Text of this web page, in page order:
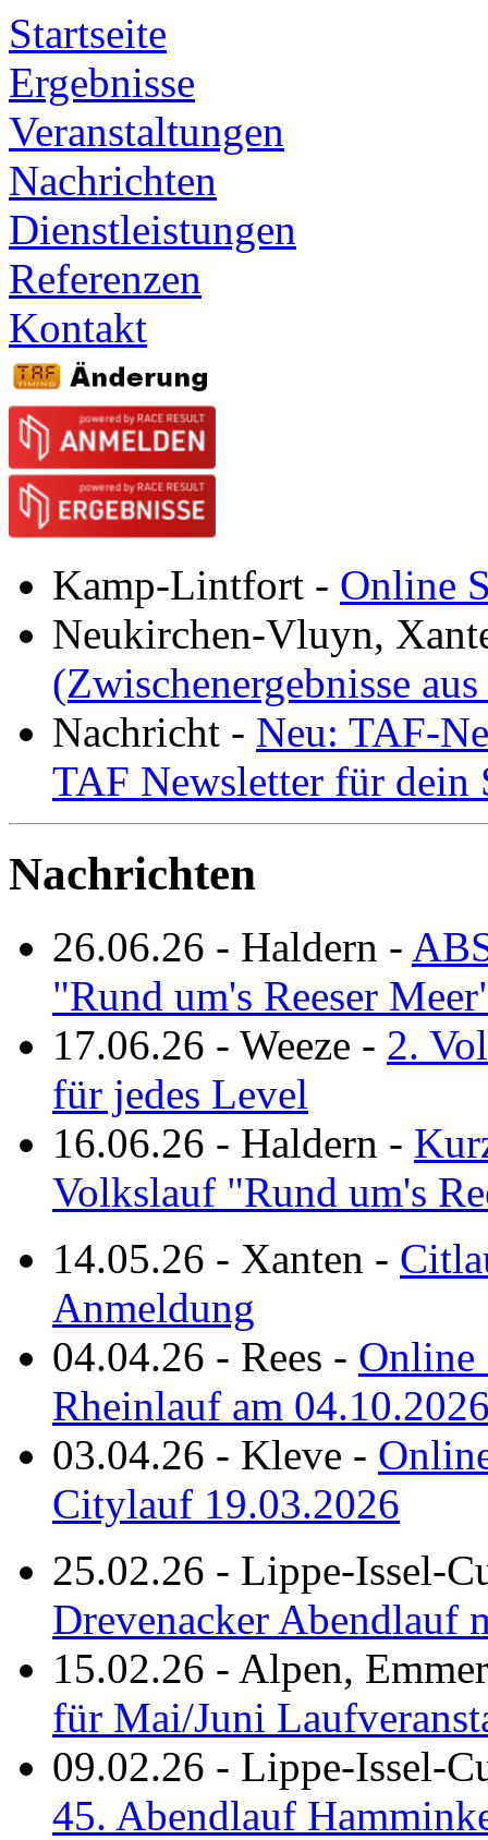
Startseite
Ergebnisse
Veranstaltungen
Nachrichten
Dienstleistungen
Referenzen
Kontakt
Kamp-Lintfort - Online
Neukirchen-Vluyn,
(Zwischenergebnisse
Nachricht - Neu: TAF-
TAF Newsletter für dein
Nachrichten
26.06.26 - Haldern -
"Rund um's Reeser
17.06.26 - Weeze - 2.
für jedes Level
16.06.26 - Haldern -
Volkslauf "Rund um's
14.05.26 - Xanten -
Anmeldung
04.04.26 - Rees - Online
Rheinlauf am
03.04.26 - Kleve -
Citylauf 19.03.2026
25.02.26 - Lippe-Issel-
Drevenacker Abendlauf
15.02.26 - Alpen,
für Mai/Juni
09.02.26 - Lippe-Issel-
45. Abendlauf